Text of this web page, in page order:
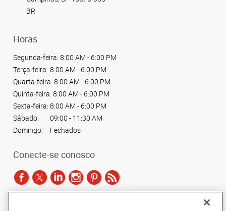
BR
Horas
Segunda-feira: 8:00 AM - 6:00 PM
Terça-feira: 8:00 AM - 6:00 PM
Quarta-feira: 8:00 AM - 6:00 PM
Quinta-feira: 8:00 AM - 6:00 PM
Sexta-feira: 8:00 AM - 6:00 PM
Sábado:
09:00 - 11:30 AM
Domingo:
Fechados
Conecte-se conosco